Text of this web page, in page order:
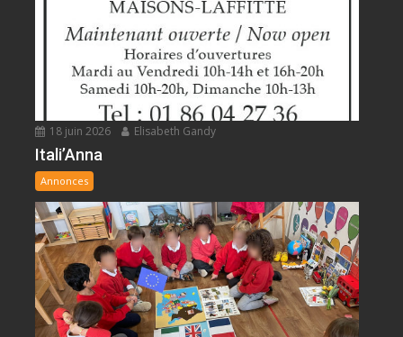
18 juin 2026 Elisabeth Gandy
Itali’Anna
Annonces